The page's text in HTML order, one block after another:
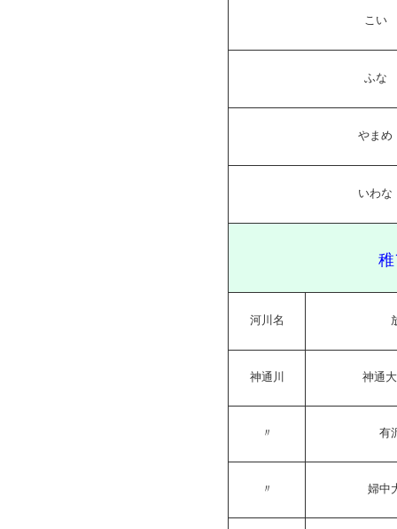
こい
ふな
やまめ
いわな
河川名
神通川 神通
〃 有
〃 婦中